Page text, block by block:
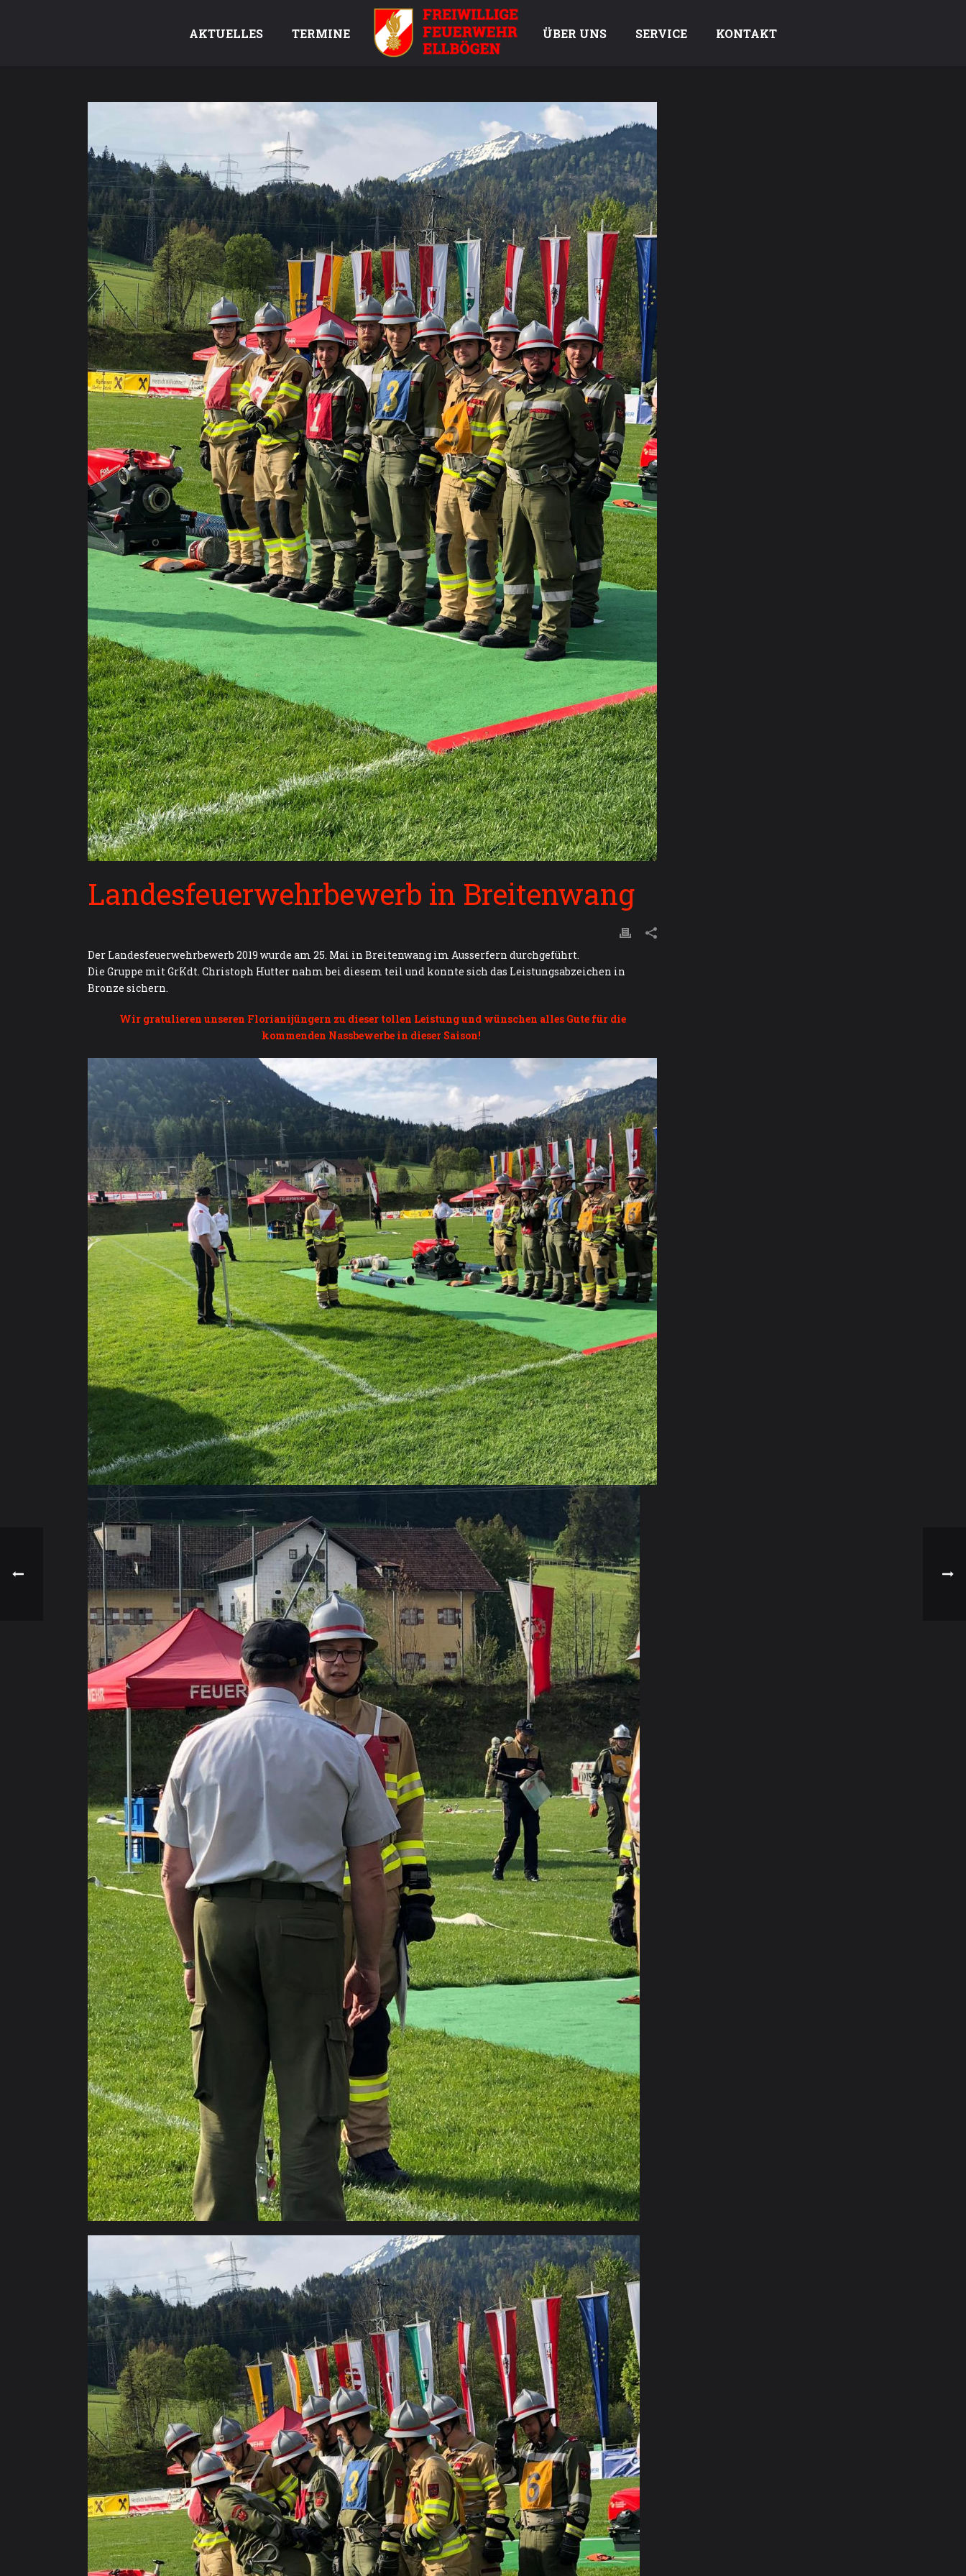
AKTUELLES TERMINE ÜBER UNS SERVICE KONTAKT
Landesfeuerwehrbewerb in Breitenwang
Der Landesfeuerwehrbewerb 2019 wurde am 25. Mai in Breitenwang im Ausserfern durchgeführt.
Die Gruppe mit GrKdt. Christoph Hutter nahm bei diesem teil und konnte sich das Leistungsabzeichen in
Bronze sichern.
Wir gratulieren unseren Florianijüngern zu dieser tollen Leistung und wünschen alles Gute für die
kommenden Nassbewerbe in dieser Saison!